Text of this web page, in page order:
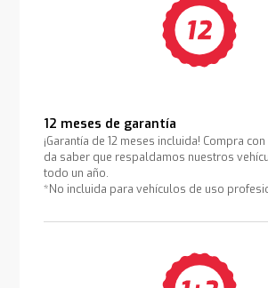
12 meses de garantía
¡Garantía de 12 meses incluida! Compra
da saber que respaldamos nuestros
todo un año.
*No incluida para vehículos de uso